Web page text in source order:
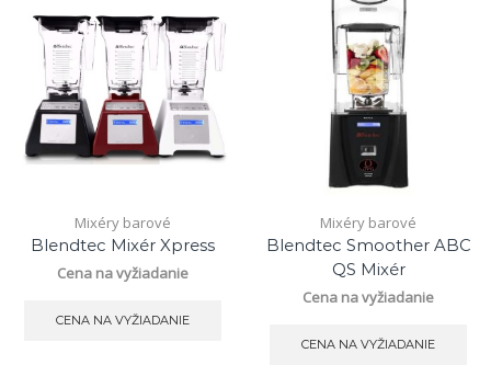
Mixéry barové
Blendtec Mixér Xpress
Cena na vyžiadanie
CENA NA VYŽIADANIE
Mixéry barové
Blendtec Smoother ABC
QS Mixér
Cena na vyžiadanie
CENA NA VYŽIADANIE